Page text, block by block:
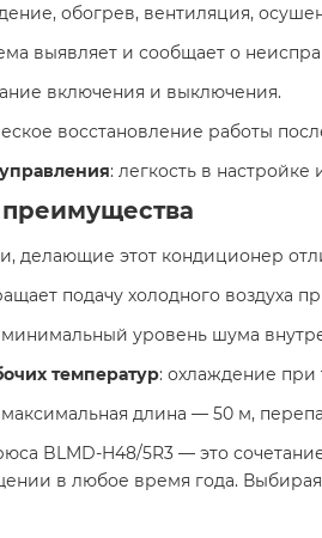
обогрев, вентиляция,
выявляет и сообщает о
включения и выключения.
восстановление работы
: легкость в настройке
делающие этот кондиционер
подачу холодного воздуха
минимальный уровень шума
температур: охлаждение при
максимальная длина — 50 м,
BLMD-H48/5R3 — это
в любое время года. Выбирая